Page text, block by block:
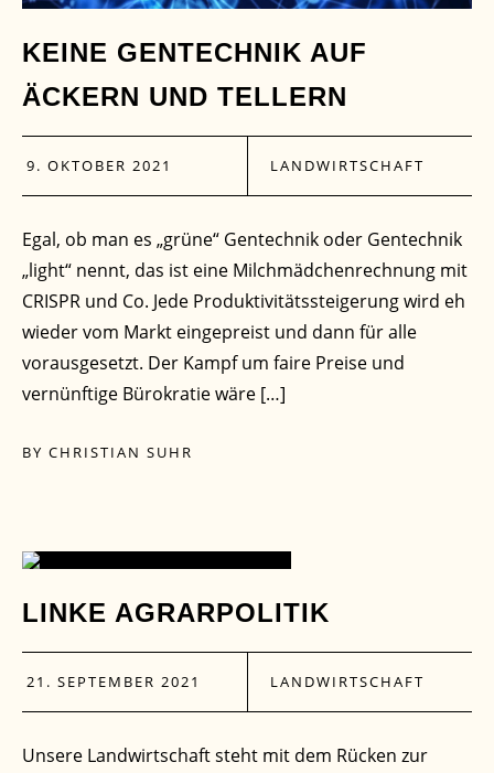
KEINE GENTECHNIK AUF
ÄCKERN UND TELLERN
9. OKTOBER 2021 LANDWIRTSCHAFT
Egal, ob man es „grüne“ Gentechnik oder Gentechnik
„light“ nennt, das ist eine Milchmädchenrechnung mit
CRISPR und Co. Jede Produktivitätssteigerung wird eh
wieder vom Markt eingepreist und dann für alle
vorausgesetzt. Der Kampf um faire Preise und
vernünftige Bürokratie wäre […]
BY CHRISTIAN SUHR
21
SEP.
LINKE AGRARPOLITIK
21. SEPTEMBER 2021 LANDWIRTSCHAFT
Unsere Landwirtschaft steht mit dem Rücken zur